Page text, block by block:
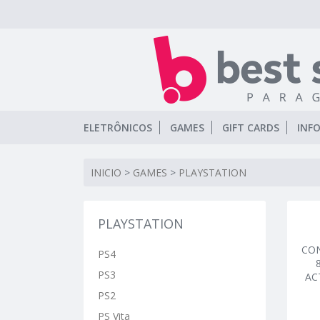
ELETRÔNICOS GAMES GIFT CARDS
INICIO > GAMES > PLAYSTATION
PLAYSTATION
PS4
PS3
PS2
PS Vita